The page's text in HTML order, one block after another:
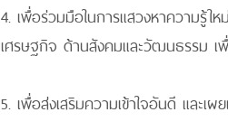
4. เพื่อร่วมมือในการแสวงหาความรู้
เศรษฐกิจ ด้านสังคมและวัฒนธรรม เ
5. เพื่อส่งเสริมความเข้าใจอันดี และ